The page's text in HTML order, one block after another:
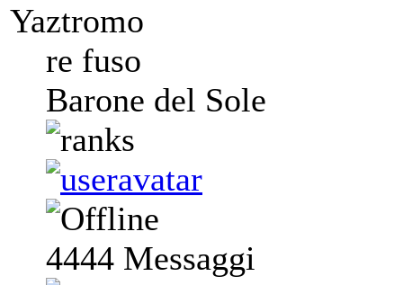
Yaztromo
re fuso
Barone del Sole
4444 Messaggi